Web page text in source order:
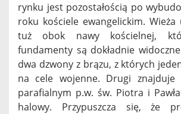
rynku jest pozostałością po
roku kościele ewangelickim. Wieża
tuż obok nawy kościelnej,
fundamenty są dokładnie
dwa dzwony z brązu, z których
na cele wojenne. Drugi znajduje
parafialnym p.w. św. Piotra i
halowy. Przypuszcza się, że